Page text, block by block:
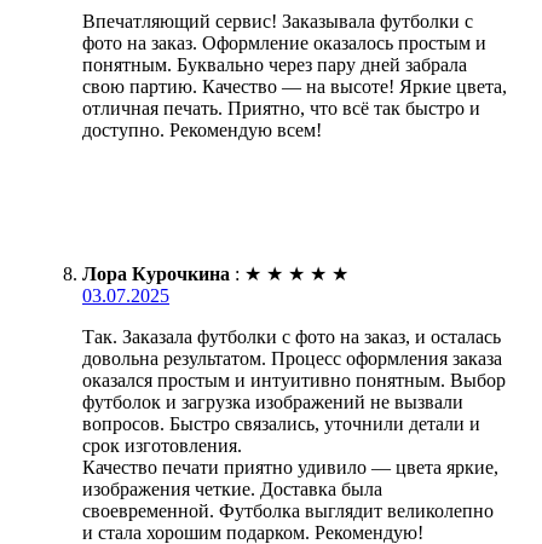
Впечатляющий сервис! Заказывала футболки с
фото на заказ. Оформление оказалось простым и
понятным. Буквально через пару дней забрала
свою партию. Качество — на высоте! Яркие цвета,
отличная печать. Приятно, что всё так быстро и
доступно. Рекомендую всем!
Лора Курочкина : ★ ★ ★ ★ ★
03.07.2025
Так. Заказала футболки с фото на заказ, и осталась
довольна результатом. Процесс оформления заказа
оказался простым и интуитивно понятным. Выбор
футболок и загрузка изображений не вызвали
вопросов. Быстро связались, уточнили детали и
срок изготовления.
Качество печати приятно удивило — цвета яркие,
изображения четкие. Доставка была
своевременной. Футболка выглядит великолепно
и стала хорошим подарком. Рекомендую!